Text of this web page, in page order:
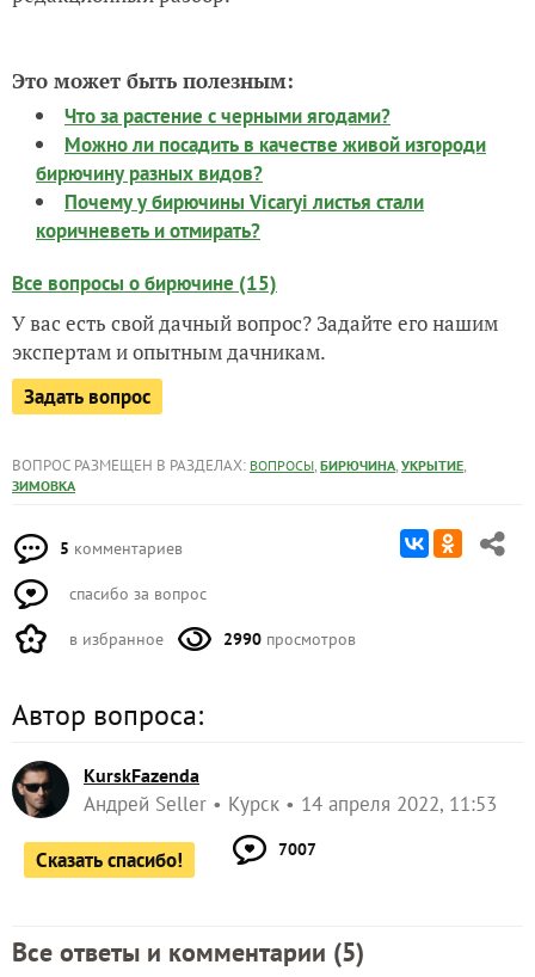
Это может быть полезным:
Что за растение с черными ягодами?
Можно ли посадить в качестве живой изгороди
бирючину разных видов?
Почему у бирючины Vicaryi листья стали
коричневеть и отмирать?
Все вопросы о бирючине (15)
У вас есть свой дачный вопрос? Задайте его нашим
экспертам и опытным дачникам.
Задать вопрос
ВОПРОС РАЗМЕЩЕН В РАЗДЕЛАХ: ВОПРОСЫ, БИРЮЧИНА, УКРЫТИЕ,
ЗИМОВКА
5 комментариев
спасибо за вопрос
в избранное 2990 просмотров
Автор вопроса:
KurskFazenda
Андрей Seller Курск 14 апреля 2022, 11:53
Сказать спасибо! 7007
Все ответы и комментарии (5)